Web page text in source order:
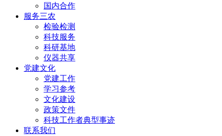
国内合作
服务三农
检验检测
科技服务
科研基地
仪器共享
党建文化
党建工作
学习参考
文化建设
政策文件
科技工作者典型事迹
联系我们